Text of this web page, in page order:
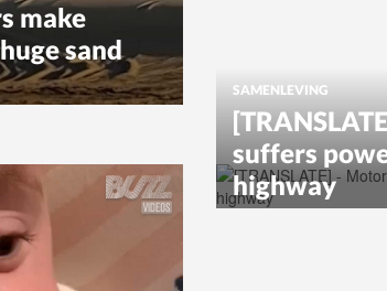
make
sand
SAMENLEVING
suffers
highway